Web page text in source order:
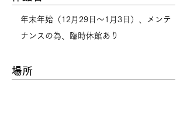
年末年始（12月29日～1月3日）、メンテ
ナンスの為、臨時休館あり
​場所